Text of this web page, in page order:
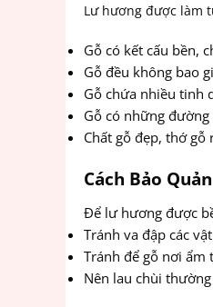
Lư hương được làm
Gỗ có kết cấu bền,
Gỗ đều không bao
Gỗ chứa nhiều tinh
Gỗ có những đường
Chất gỗ đẹp, thớ gỗ
Cách Bảo Quản
Để lư hương được
Tránh va đập các
Tránh để gỗ nơi
Nên lau chùi